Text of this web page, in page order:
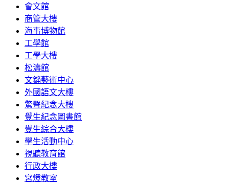
會文館
商管大樓
海事博物館
工學館
工學大樓
松濤館
文錙藝術中心
外國語文大樓
驚聲紀念大樓
覺生紀念圖書館
覺生綜合大樓
學生活動中心
視聽教育館
行政大樓
宮燈教室